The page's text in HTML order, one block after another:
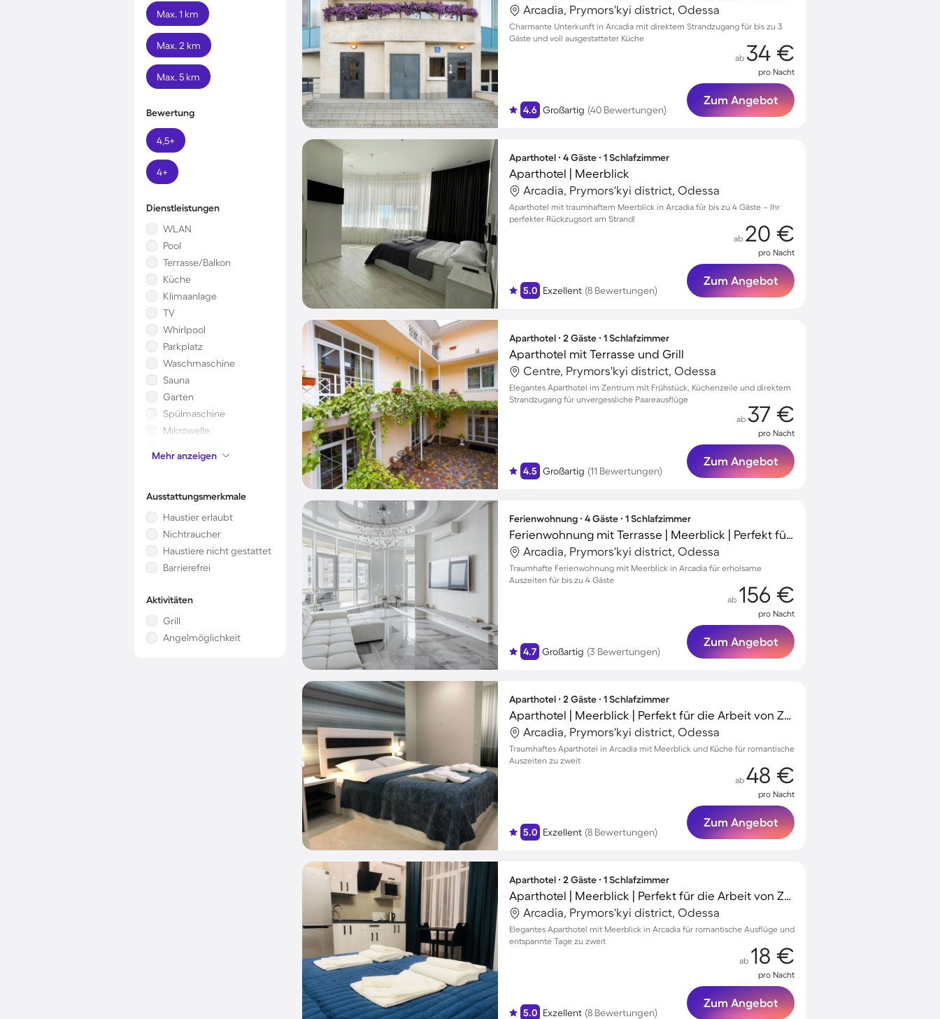
Max. 1 km
Max. 2 km
Max. 5 km
Bewertung
4,5+
4+
Dienstleistungen
WLAN
Pool
Terrasse/Balkon
Küche
Klimaanlage
TV
Whirlpool
Parkplatz
Waschmaschine
Sauna
Garten
Spülmaschine
Mikrowelle
Kinderbett
Kamin/Ofen
Mehr anzeigen
Ausstattungsmerkmale
Haustier erlaubt
Nichtraucher
Haustiere nicht gestattet
Barrierefrei
Aktivitäten
Grill
Angelmöglichkeit
Arcadia, Prymors'kyi district, Odessa
Charmante Unterkunft in Arcadia mit direktem Strandzugang für bis zu 3
Gäste und voll ausgestatteter Küche
4.6 Großartig (40 Bewertungen)
ab 34 €
pro Nacht
Zum Angebot
Aparthotel ∙ 4 Gäste ∙ 1 Schlafzimmer
Aparthotel | Meerblick
Arcadia, Prymors'kyi district, Odessa
Aparthotel mit traumhaftem Meerblick in Arcadia für bis zu 4 Gäste – Ihr
perfekter Rückzugsort am Strand!
5.0 Exzellent (8 Bewertungen)
ab 20 €
pro Nacht
Zum Angebot
Aparthotel ∙ 2 Gäste ∙ 1 Schlafzimmer
Aparthotel mit Terrasse und Grill
Centre, Prymors'kyi district, Odessa
Elegantes Aparthotel im Zentrum mit Frühstück, Küchenzeile und direktem
Strandzugang für unvergessliche Paareausflüge
4.5 Großartig (11 Bewertungen)
ab 37 €
pro Nacht
Zum Angebot
Ferienwohnung ∙ 4 Gäste ∙ 1 Schlafzimmer
Ferienwohnung mit Terrasse | Meerblick | Perfekt für die Arbeit von Zuhause
Arcadia, Prymors'kyi district, Odessa
Traumhafte Ferienwohnung mit Meerblick in Arcadia für erholsame
Auszeiten für bis zu 4 Gäste
4.7 Großartig (3 Bewertungen)
ab 156 €
pro Nacht
Zum Angebot
Aparthotel ∙ 2 Gäste ∙ 1 Schlafzimmer
Aparthotel | Meerblick | Perfekt für die Arbeit von Zuhause
Arcadia, Prymors'kyi district, Odessa
Traumhaftes Aparthotel in Arcadia mit Meerblick und Küche für romantische
Auszeiten zu zweit
5.0 Exzellent (8 Bewertungen)
ab 48 €
pro Nacht
Zum Angebot
Aparthotel ∙ 2 Gäste ∙ 1 Schlafzimmer
Aparthotel | Meerblick | Perfekt für die Arbeit von Zuhause
Arcadia, Prymors'kyi district, Odessa
Elegantes Aparthotel mit Meerblick in Arcadia für romantische Ausflüge und
entspannte Tage zu zweit
5.0 Exzellent (8 Bewertungen)
ab 18 €
pro Nacht
Zum Angebot